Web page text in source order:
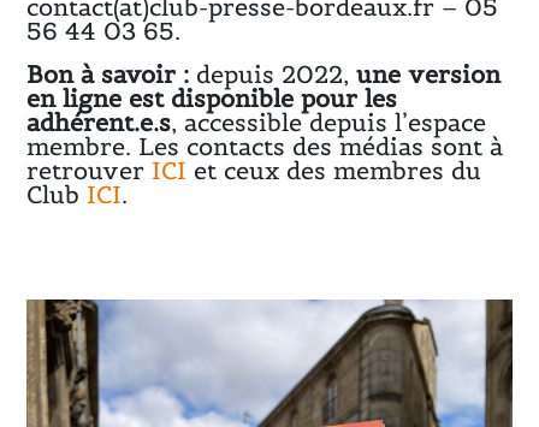
contact(at)club-presse-bordeaux.fr – 05
56 44 03 65.
Bon à savoir : depuis 2022,une version
en ligne est disponible pour les
adhérent.e.s, accessible depuis l’espace
membre. Les contacts des médias sont à
retrouver ICI et ceux des membres du
Club ICI.